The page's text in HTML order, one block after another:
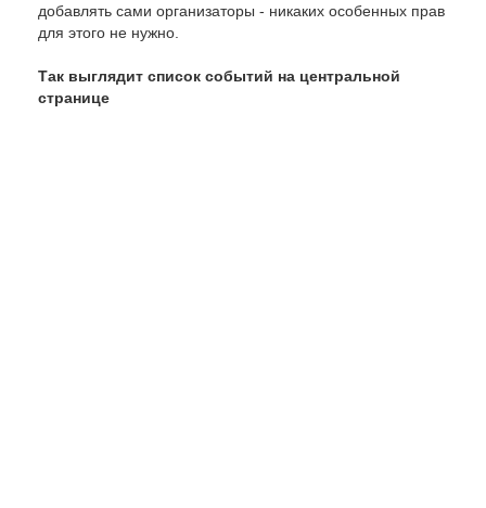
добавлять сами организаторы - никаких особенных прав
для этого не нужно.
Так выглядит список событий на центральной
странице